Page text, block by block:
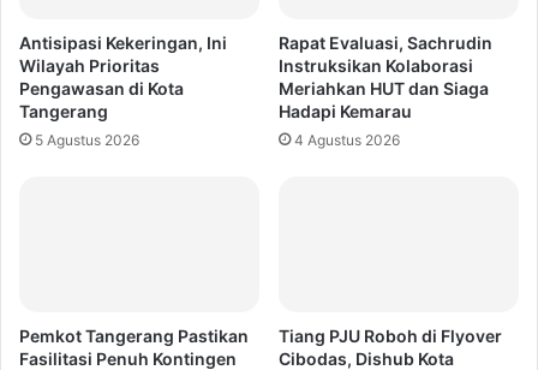
Antisipasi Kekeringan, Ini
Wilayah Prioritas
Pengawasan di Kota
Tangerang
5 Agustus 2026
Rapat Evaluasi, Sachrudin
Instruksikan Kolaborasi
Meriahkan HUT dan Siaga
Hadapi Kemarau
4 Agustus 2026
Pemkot Tangerang Pastikan
Fasilitasi Penuh Kontingen
Tiang PJU Roboh di Flyover
Cibodas, Dishub Kota